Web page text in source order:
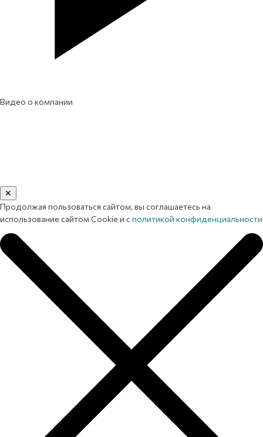
Видео о компании
✕
Продолжая пользоваться сайтом, вы соглашаетесь на
использование сайтом Cookie и сполитикой конфиденциальности